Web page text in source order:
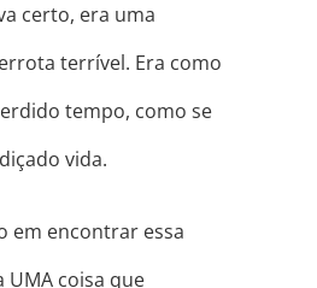
certo, era uma
terrível. Era como
tempo, como se
vida.
em encontrar essa
UMA coisa que